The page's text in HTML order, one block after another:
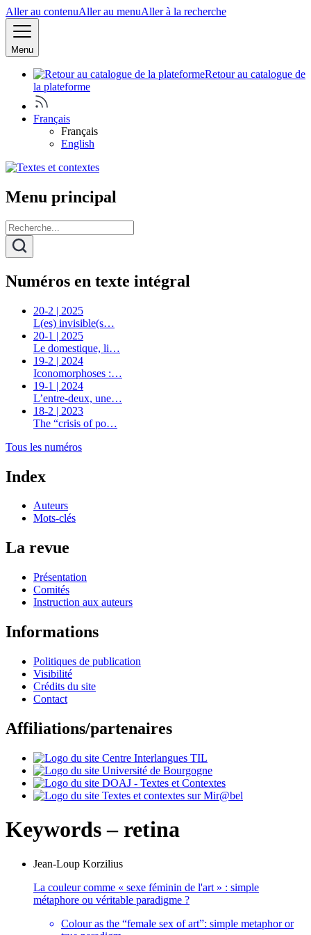
Aller au contenuAller au menuAller à la recherche
Menu
Retour au catalogue de
la plateforme
Français
Français
English
Menu principal
Numéros en texte intégral
20-2 | 2025
L(es) invisible(s…
20-1 | 2025
Le domestique, li…
19-2 | 2024
Iconomorphoses :…
19-1 | 2024
L’entre-deux, une…
18-2 | 2023
The “crisis of po…
Tous les numéros
Index
Auteurs
Mots-clés
La revue
Présentation
Comités
Instruction aux auteurs
Informations
Politiques de publication
Visibilité
Crédits du site
Contact
Affiliations/partenaires
Keywords – retina
Jean-Loup Korzilius
La couleur comme « sexe féminin de l'art » : simple
métaphore ou véritable paradigme ?
Colour as the “female sex of art”: simple metaphor or